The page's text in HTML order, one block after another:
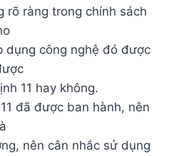
rõ ràng trong chính sách
dụng công nghệ đó được
11 hay không.
đã được ban hành, nên
nên cân nhắc sử dụng